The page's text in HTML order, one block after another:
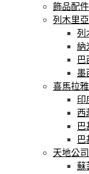
飾品配
列木里亞
列
納
墨
喜馬拉雅
印
西
天地公
蘇